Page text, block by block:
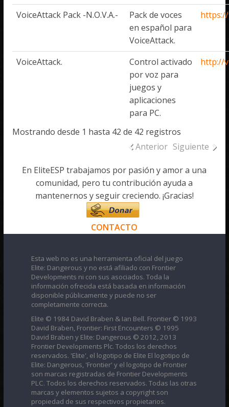
VoiceAttack Pack -N.O.V.A.-
Pack de voces
en español para
VoiceAttack.
VoiceAttack.
Control activado
por voz para
juegos y
aplicaciones
para PC.
http://
Mostrando desde 1 hasta 42 de 42 registros
Anterior Siguiente
En EliteESP trabajamos por pasión y amor a una
comunidad, pero tu contribución ayuda a
mantenernos y seguir creciendo. ¡Gracias!
CONTACTO
Esta web no es una herramienta oficial del juego
Elite: Dangerous y no está afiliado con Frontier
Developments ni con sus asociados. Toda la
información ofrecida está basada en información
disponible públicamente y puede no ser
completamente correcta.
Elite © 1984 David Braben & Ian Bell. Frontier © 1993
David Braben, Frontier: First Encounters © 1995
David Braben y Elite: Dangerous © 2012, 2013
Frontier Developments Plc. Todos los derechos
reservados. 'Elite', el logotipo de Elite El logotipo de
Elite: Dangerous, 'Frontier' y el logotipo de Frontier
son marcas registradas de Frontier Developments
PLC. Todos los derechos reservados. Todas las otras
marcas y elementos sujetos a copyright son
propiedad de sus respectivos propietarios.